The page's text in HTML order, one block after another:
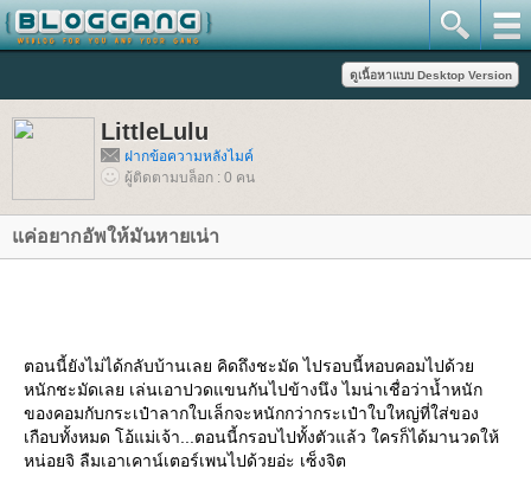
LittleLulu
ฝากข้อความหลังไมค์
ผู้ติดตามบล็อก : 0 คน
ค่อยากอัพให้มันหายเน่า
ตอนนี้ยังไม่ได้กลับบ้านเลย คิดถึงชะมัด ไปรอบนี้หอบคอมไปด้ว
หนักชะมัดเลย เล่นเอาปวดแขนกันไปข้างนึง ไมน่าเชื่อว่าน้ำหนัก
ของคอมกับกระเป๋าลากใบเล็กจะหนักกว่ากระเป๋าใบใหญ่ที่ใส่ของ
เกือบทั้งหมด โอ้แม่เจ้า...ตอนนี้กรอบไปทั้งตัวแล้ว ใครก็ได้มานวดให้
หน่อยจิ ลืมเอาเคาน์เตอร์เพนไปด้วยอ่ะ เซ็งจิต